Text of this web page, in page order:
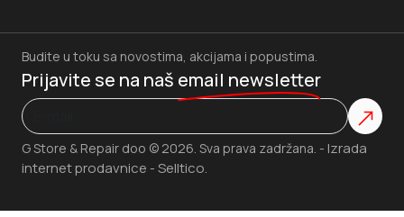
G Store & Repair doo © 2026. Sva prava zadržana. - Izrada
internet prodavnice - Selltico.
Budite u toku sa novostima, akcijama i popustima.
Prijavite se na naš email newsletter